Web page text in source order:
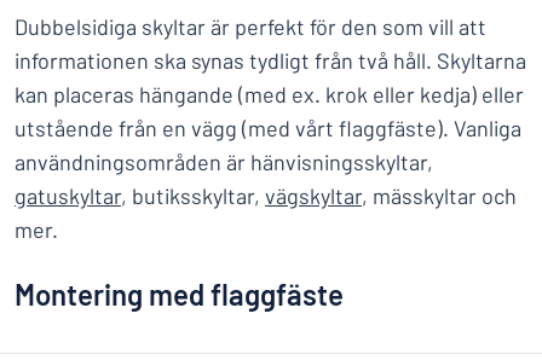
Dubbelsidiga skyltar är perfekt för den som vill att
informationen ska synas tydligt från två håll. Skyltarna
kan placeras hängande (med ex. krok eller kedja) eller
utstående från en vägg (med vårt flaggfäste). Vanliga
användningsområden är hänvisningsskyltar,
gatuskyltar, butiksskyltar, vägskyltar, mässkyltar och
mer.
Montering med flaggfäste